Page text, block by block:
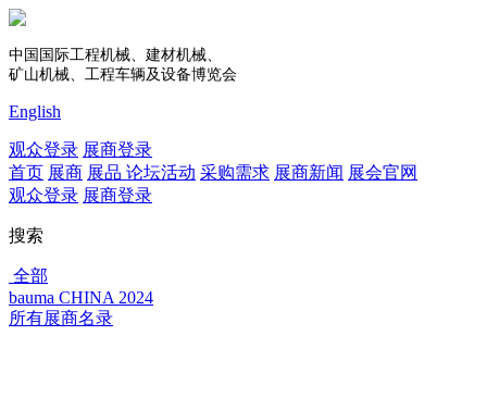
中国国际工程机械、建材机械、
矿山机械、工程车辆及设备博览会
English
观众登录 展商登录
首页 展商 展品 论坛活动 采购需求 展商新闻 展会官网
观众登录 展商登录
搜索
全部
bauma CHINA 2024
所有展商名录